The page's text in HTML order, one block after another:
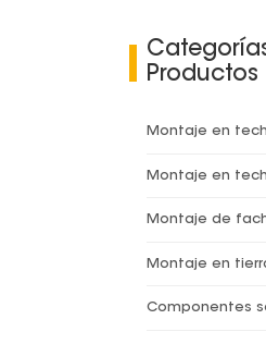
Productos
Montaje en
Montaje en
Montaje de
Montaje en
Componentes